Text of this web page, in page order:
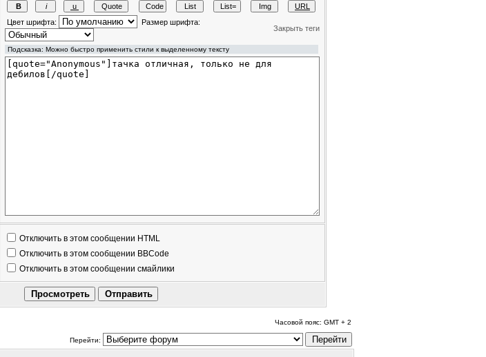
Цвет шрифта: Размер шрифта:
Закрыть теги
Отключить в этом сообщении HTML
Отключить в этом сообщении BBCode
Отключить в этом сообщении смайлики
Часовой пояс: GMT + 2
Перейти: